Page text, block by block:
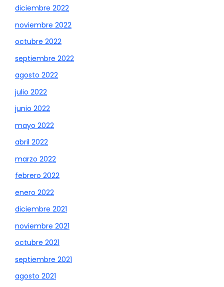
diciembre 2022
noviembre 2022
octubre 2022
septiembre 2022
agosto 2022
julio 2022
junio 2022
mayo 2022
abril 2022
marzo 2022
febrero 2022
enero 2022
diciembre 2021
noviembre 2021
octubre 2021
septiembre 2021
agosto 2021